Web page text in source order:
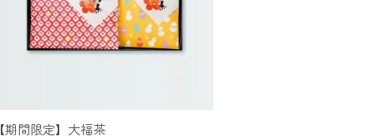
【期間限定】大福茶